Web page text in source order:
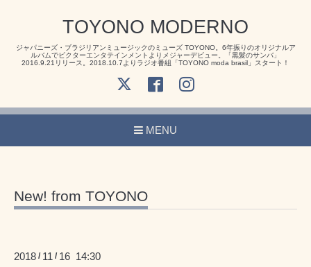
TOYONO MODERNO
ジャパニーズ・ブラジリアンミュージックのミューズ TOYONO。6年振りのオリジナルア
ルバムでビクターエンタテインメントよりメジャーデビュー。「黒髪のサンバ」
2016.9.21リリース。2018.10.7よりラジオ番組「TOYONO moda brasil」スタート！
MENU
New! from TOYONO
2018 / 11 / 16 14:30